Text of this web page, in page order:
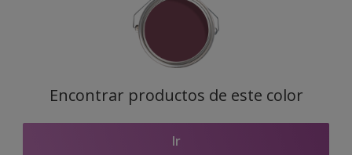
Encontrar productos de este color
Ir